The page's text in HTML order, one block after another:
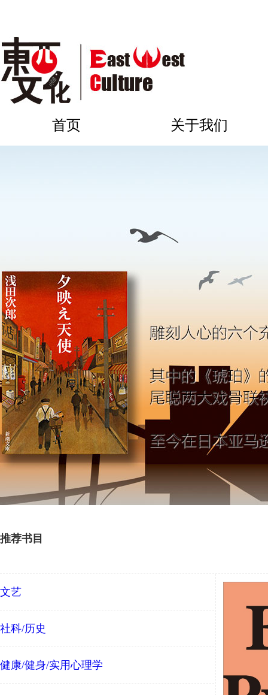
首页 关于我们
推荐书目
文艺
社科/历史
健康/健身/实用心理学